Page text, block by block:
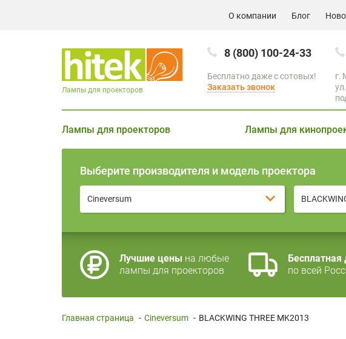
О компании Блог
8 (800) 100-24-33
Бесплатно даже с сотовых!
Заказать звонок
г.
Лампы для проекторов
Лампы для проекторов Лампы для
Выберите производителя и модель проектора
Cineversum
Лучшие цены на любые
лампы для проекторов
Бесплатная
по всей
Главная страница - Cineversum - BLACKWING THREE MK2013